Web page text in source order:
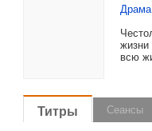
Драма
жизни
всю
Титры Сеансы